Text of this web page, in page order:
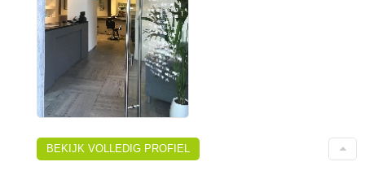
BEKIJK VOLLEDIG PROFIEL